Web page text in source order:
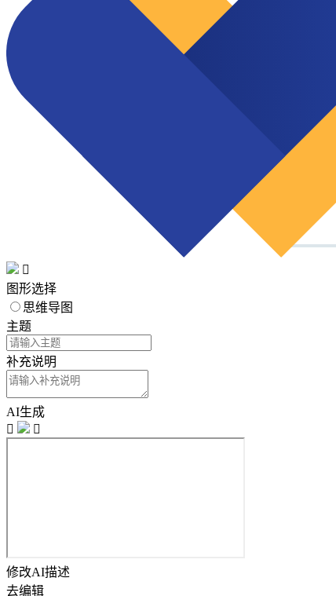

图形选择
思维导图
主题
补充说明
AI生成


修改AI描述
去编辑